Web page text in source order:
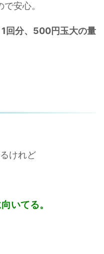
安心。
回分、500円玉大の量
けれど
いてる。